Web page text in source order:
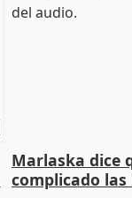
Marlaska dice
complicado